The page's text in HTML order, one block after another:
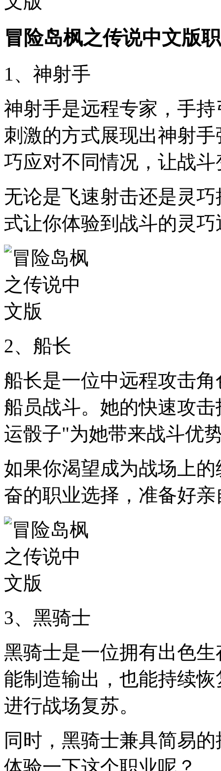
冒险岛枫之传说中文版
1、神射手
神射手是远程专家，手
刺激的方式展现出神射
巧应对不同情况，让战
无论是飞速射击还是灵
式让你体验到战斗的灵巧
2、船长
船长是一位中远程攻击
船员战斗。她的快速攻
运骰子"为她带来战斗优
如果你渴望成为战场上
奋的职业选择，准备好
3、黑骑士
黑骑士是一位拥有出色
能制造输出，也能持续
进行战场复苏。
同时，黑骑士兼具简易
体验一下这个职业呢？